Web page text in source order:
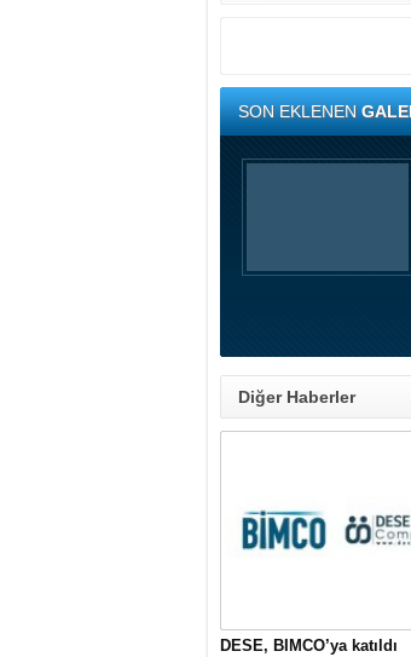
SON EKLENEN
Diğer Haberler
DESE, BIMCO’ya katıldı